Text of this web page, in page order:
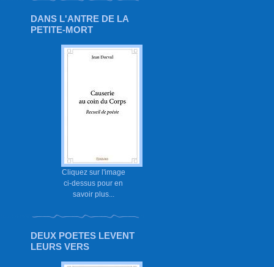
DANS L'ANTRE DE LA
PETITE-MORT
Cliquez sur l'image
ci-dessus pour en
savoir plus...
DEUX POETES LEVENT
LEURS VERS